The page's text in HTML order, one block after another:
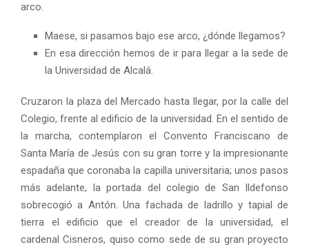
arco.
Maese, si pasamos bajo ese arco, ¿dónde llegamos?
En esa dirección hemos de ir para llegar a la sede de
la Universidad de Alcalá.
Cruzaron la plaza del Mercado hasta llegar, por la calle del
Colegio, frente al edificio de la universidad. En el sentido de
la marcha, contemplaron el Convento Franciscano de
Santa María de Jesús con su gran torre y la impresionante
espadaña que coronaba la capilla universitaria; unos pasos
más adelante, la portada del colegio de San Ildefonso
sobrecogió a Antón. Una fachada de ladrillo y tapial de
tierra el edificio que el creador de la universidad, el
cardenal Cisneros, quiso como sede de su gran proyecto